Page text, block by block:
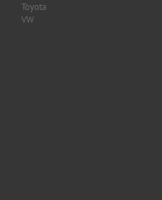
Toyota
VW